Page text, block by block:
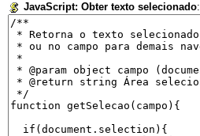
JavaScript: Obter texto selecionado: